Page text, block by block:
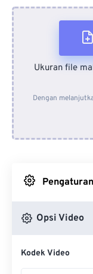
Ukuran file
Dengan
Opsi Video
Kodek Video